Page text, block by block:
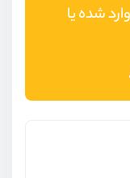
شده یا